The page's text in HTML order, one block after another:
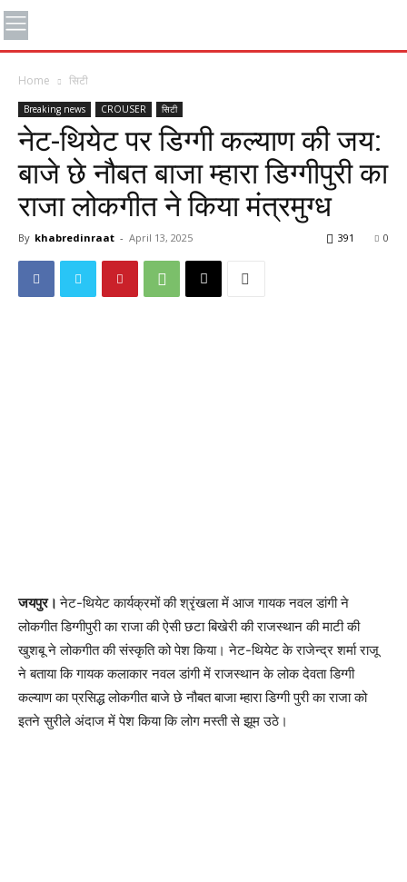
Home सिटी
Breaking news CROUSER सिटी
नेट-थियेट पर डिग्गी कल्याण की जय:
बाजे छे नौबत बाजा म्हारा डिग्गीपुरी का
राजा लोकगीत ने किया मंत्रमुग्ध
By khabredinraat - April 13, 2025 0
391
जयपुर।नेट-थियेट कार्यक्रमों की श्रृंखला में आज गायक नवल डांगी ने
लोकगीत डिग्गीपुरी का राजा की ऐसी छटा बिखेरी की राजस्थान की माटी की
खुशबू ने लोकगीत की संस्कृति को पेश किया। नेट-थियेट के राजेन्द्र शर्मा राजू
ने बताया कि गायक कलाकार नवल डांगी में राजस्थान के लोक देवता डिग्गी
कल्याण का प्रसिद्ध लोकगीत बाजे छे नौबत बाजा म्हारा डिग्गी पुरी का राजा को
इतने सुरीले अंदाज में पेश किया कि लोग मस्ती से झूम उठे।